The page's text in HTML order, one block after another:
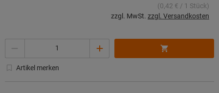
(0,42 € / 1 Stück)
zzgl. MwSt. zzgl. Versandkosten
Artikel merken